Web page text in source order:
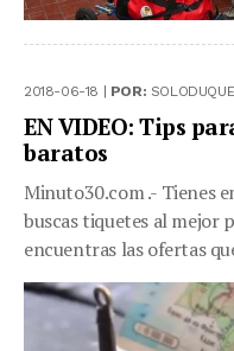
2018-06-18 | POR: SOLODUQUE
EN VIDEO: Tips
baratos
Minuto30.com .- Tienes
buscas tiquetes al mejor
encuentras las ofertas